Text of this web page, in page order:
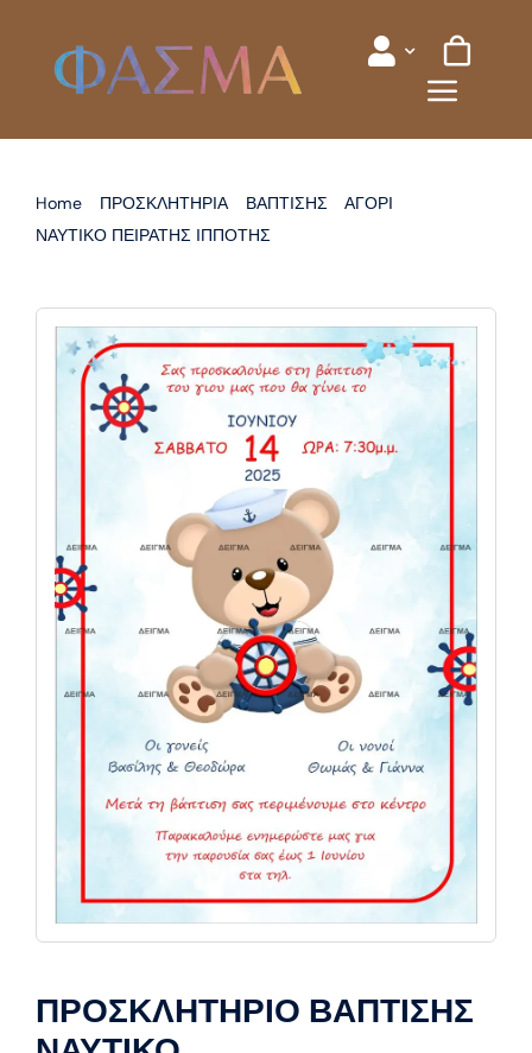
content
Home ΠΡΟΣΚΛΗΤΗΡΙΑ ΒΑΠΤΙΣΗΣ
ΑΓΟΡΙ
ΝΑΥΤΙΚΟ ΠΕΙΡΑΤΗΣ ΙΠΠΟΤΗΣ
ΠΡΟΣΚΛΗΤΗΡΙΟ ΒΑΠΤΙΣΗΣ